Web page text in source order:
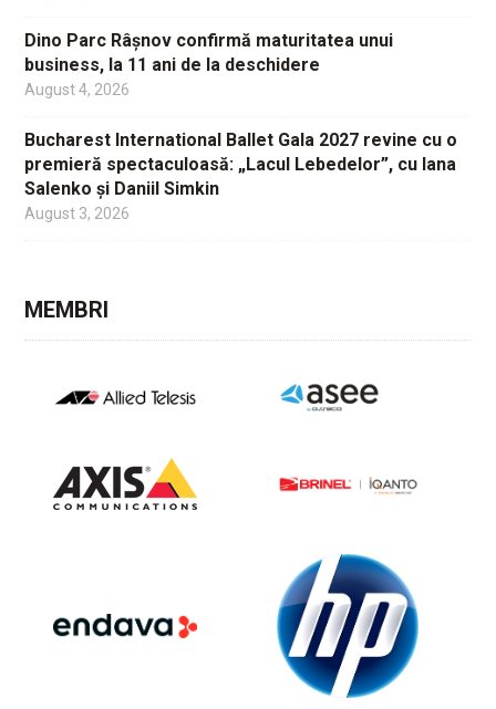
Dino Parc Râșnov confirmă maturitatea unui
business, la 11 ani de la deschidere
August 4, 2026
Bucharest International Ballet Gala 2027 revine cu o
premieră spectaculoasă: „Lacul Lebedelor”, cu Iana
Salenko și Daniil Simkin
August 3, 2026
MEMBRI